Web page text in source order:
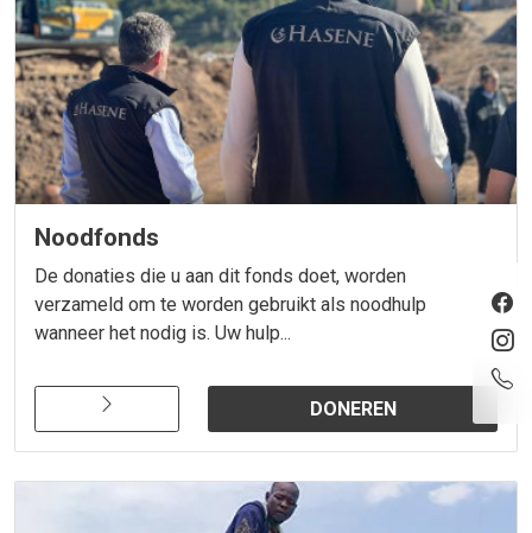
Noodfonds
De donaties die u aan dit fonds doet, worden
verzameld om te worden gebruikt als noodhulp
wanneer het nodig is. Uw hulp...
DONEREN